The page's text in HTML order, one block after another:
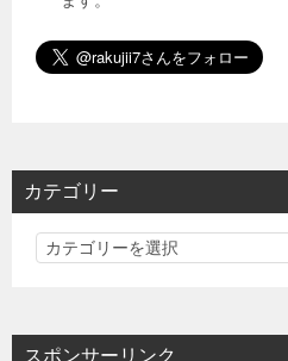
カテゴリー
カ
リ
スポンサーリンク